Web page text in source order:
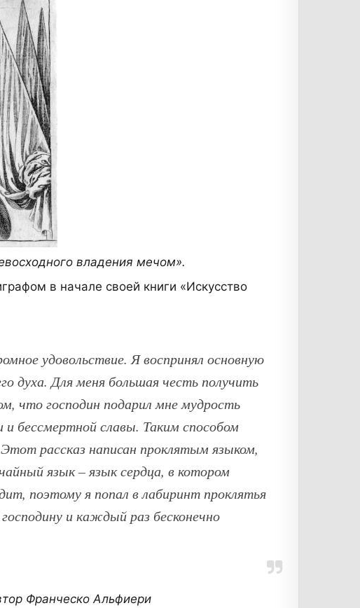
владения мечом».
в начале своей книги «Искусство
удовольствие. Я воспринял основную
духа. Для меня большая честь получить
что господин подарил мне мудрость
бессмертной славы. Таким способом
рассказ написан проклятым языком,
язык – язык сердца, в котором
поэтому я попал в лабиринт проклятья
и каждый раз бесконечно
Франческо Альфиери